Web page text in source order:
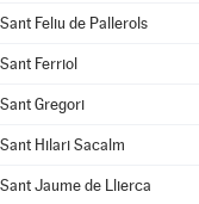
Sant Feliu de Pallerols
Sant Ferriol
Sant Gregori
Sant Hilari Sacalm
Sant Jaume de Llierca